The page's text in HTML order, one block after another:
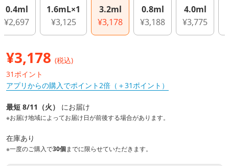
0.4ml
¥2,697
1.6mL×1
¥3,125
3.2ml
¥3,178
0.8ml
¥3,188
4.0ml
¥3,775
¥3,178 (税込)
31ポイント
アプリからの購入でポイント2倍（＋31ポイント）
最短 8/11（火） にお届け
※お届け地域によってお届け日が前後する場合があります。
在庫あり
※一度のご購入で30個までに限らせていただきます。